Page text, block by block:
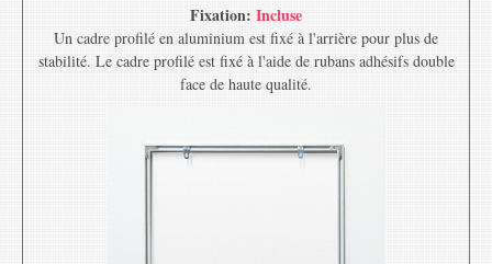
Fixation: Incluse
Un cadre profilé en aluminium est fixé à l'arrière pour plus de
stabilité. Le cadre profilé est fixé à l'aide de rubans adhésifs double
face de haute qualité.